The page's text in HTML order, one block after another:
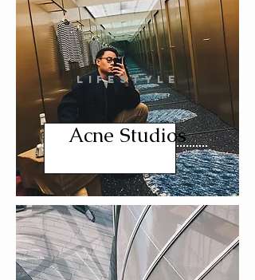
LIFESTYLE
Acne Studios